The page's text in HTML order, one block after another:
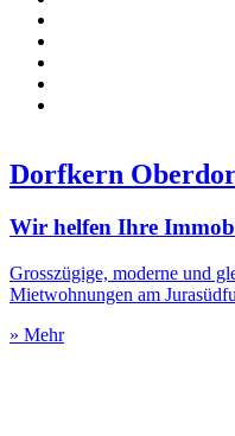
Dorfkern
Wir helfen Ihre
Grosszügige, moderne und
Mietwohnungen am
» Mehr